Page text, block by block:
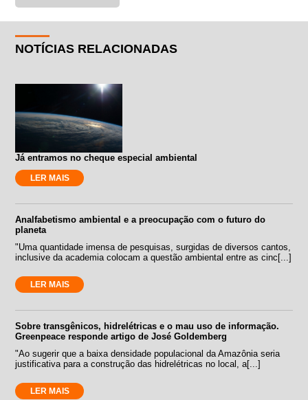
NOTÍCIAS RELACIONADAS
Já entramos no cheque especial ambiental
LER MAIS
Analfabetismo ambiental e a preocupação com o futuro do
planeta
"Uma quantidade imensa de pesquisas, surgidas de diversos cantos,
inclusive da academia colocam a questão ambiental entre as cinc[...]
LER MAIS
Sobre transgênicos, hidrelétricas e o mau uso de informação.
Greenpeace responde artigo de José Goldemberg
"Ao sugerir que a baixa densidade populacional da Amazônia seria
justificativa para a construção das hidrelétricas no local, a[...]
LER MAIS